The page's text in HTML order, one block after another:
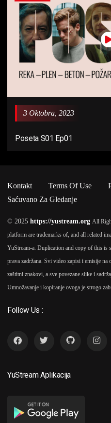
3 Oktobra, 2023
Poseta S01 Ep01
Kontakt Terms Of Use
Saćuvano Za Gledanje
© 2025 https://yustream.org All
platform are trademarks of, and all related
YuStream-a. Duplication and copy of this is
prava zadržana. Svi video zapisi i emisije na
zaštitni znakovi, a sve povezane slike i
Umnožavanje i kopiranje ovoga je strogo
Follow Us :
YuStream Aplikacija